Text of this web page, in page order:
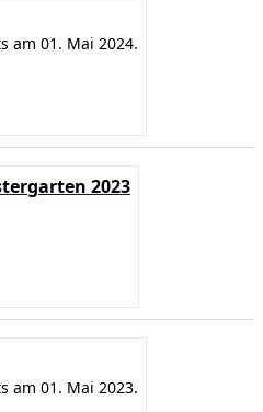
am 01. Mai 2024.
2023
am 01. Mai 2023.